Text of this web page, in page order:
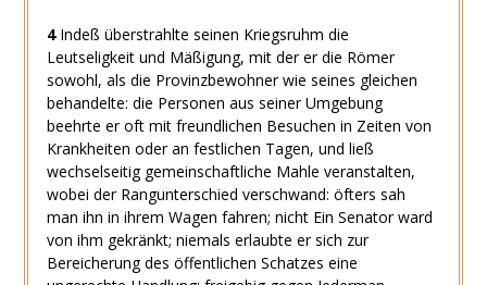
4Indeß überstrahlte seinen Kriegsruhm die
Leutseligkeit und Mäßigung, mit der er die Römer
sowohl, als die Provinzbewohner wie seines gleichen
behandelte: die Personen aus seiner Umgebung
beehrte er oft mit freundlichen Besuchen in Zeiten von
Krankheiten oder an festlichen Tagen, und ließ
wechselseitig gemeinschaftliche Mahle veranstalten,
wobei der Rangunterschied verschwand: öfters sah
man ihn in ihrem Wagen fahren; nicht Ein Senator ward
von ihm gekränkt; niemals erlaubte er sich zur
Bereicherung des öffentlichen Schatzes eine